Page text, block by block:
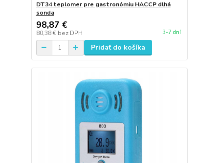
DT34 teplomer pre gastronómiu HACCP dlhá
sonda
98,87 €
80,38 € bez DPH 3-7 dní
Pridať do košíka